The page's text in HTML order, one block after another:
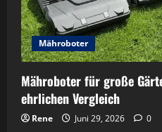
Mähroboter
Mähroboter für große
ehrlichen Vergleich
Rene Juni 29, 2026 0